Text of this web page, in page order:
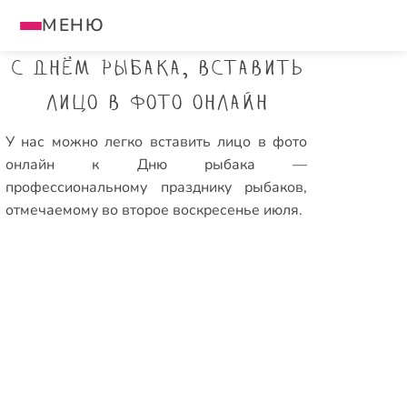
МЕНЮ
С Днём рыбака, вставить
лицо в фото онлайн
У нас можно легко вставить лицо в фото
онлайн к Дню рыбака —
профессиональному празднику рыбаков,
отмечаемому во второе воскресенье июля.